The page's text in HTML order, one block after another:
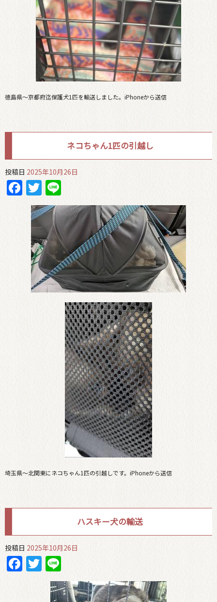
徳島県〜京都府迄保護犬1匹を輸送しました。iPhoneから送信
ネコちゃん1匹の引越し
投稿日 2025年10月26日
Facebook
Twitter
埼玉県〜北関東にネコちゃん1匹の引越しです。iPhoneから送信
ハスキー犬の輸送
投稿日 2025年10月26日
Facebook
Twitter